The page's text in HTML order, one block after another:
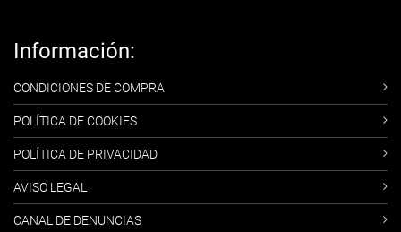
Información:
CONDICIONES DE COMPRA
POLÍTICA DE COOKIES
POLÍTICA DE PRIVACIDAD
AVISO LEGAL
CANAL DE DENUNCIAS